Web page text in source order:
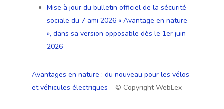
Mise à jour du bulletin officiel de la sécurité
sociale du 7 ami 2026 « Avantage en nature
», dans sa version opposable dès le 1er juin
2026
Avantages en nature : du nouveau pour les vélos
et véhicules électriques – © Copyright WebLex